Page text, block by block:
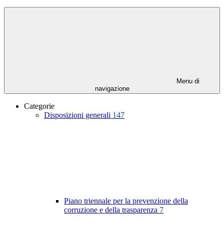
Menu di
navigazione
Categorie
Disposizioni generali 147
Piano triennale per la prevenzione della
corruzione e della trasparenza 7